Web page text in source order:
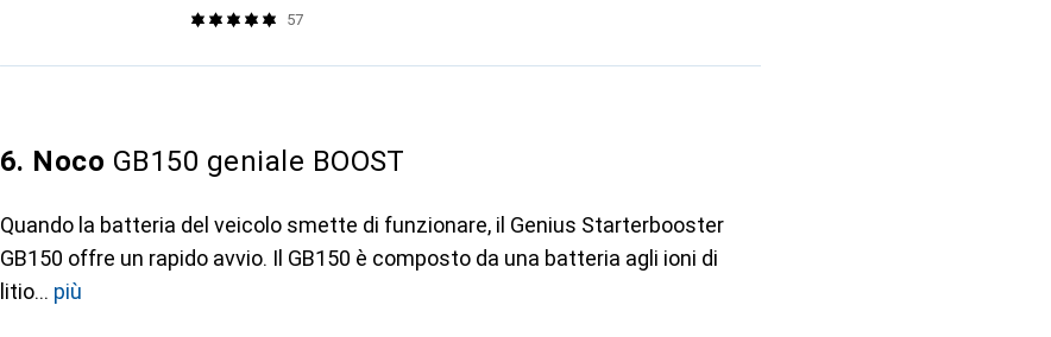
57
6. Noco GB150 geniale BOOST
Quando la batteria del veicolo smette di funzionare, il Genius Starterbooster
GB150 offre un rapido avvio. Il GB150 è composto da una batteria agli ioni di
litio
più